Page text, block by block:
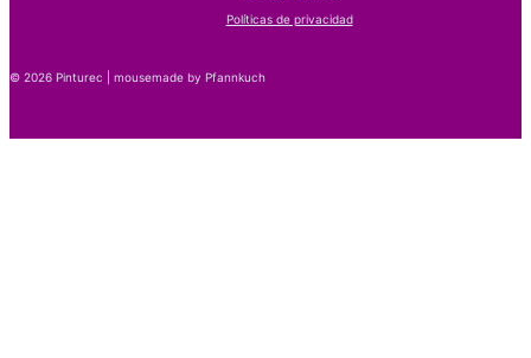
Políticas de privacidad
© 2026 Pinturec | mousemade by Pfannkuch